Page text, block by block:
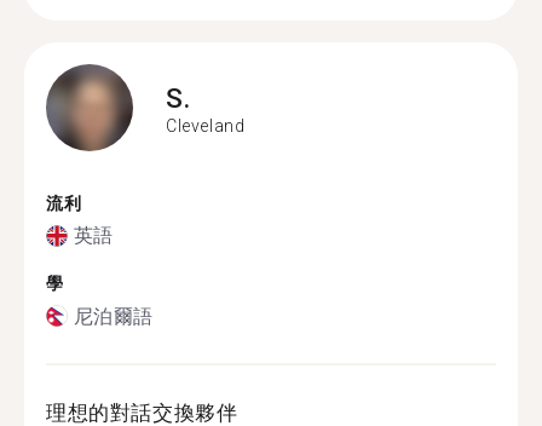
S.
Cleveland
流利
英語
學
尼泊爾語
理想的對話交換夥伴